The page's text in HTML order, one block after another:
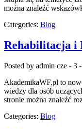
można znaleźć
Categories: Blog
Rehabilitacja i
Posted by admin cze - 3
AkademikaWF.pl to
wiedzy dla osób
stronie można znaleźć
Categories: Blog